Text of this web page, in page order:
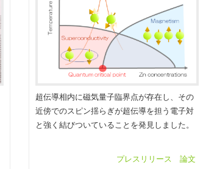
超伝導相内に磁気量子臨界点が存在し、その
近傍でのスピン揺らぎが超伝導を担う電子対
と強く結びついていることを発見しました。
プレスリリース 論文